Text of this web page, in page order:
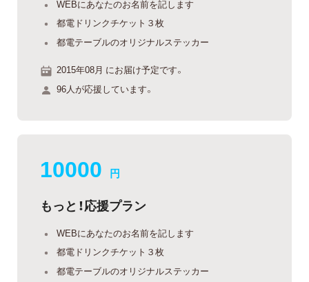
WEBにあなたのお名前を記します
都電ドリンクチケット３枚
都電テーブルのオリジナルステッカー
2015年08月 にお届け予定です。
96人が応援しています。
10000 円
もっと！応援プラン
WEBにあなたのお名前を記します
都電ドリンクチケット３枚
都電テーブルのオリジナルステッカー